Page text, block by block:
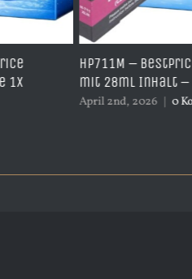
HP711M – BestPrice
mit 28ml Inhalt –
April 2nd, 2026 | 0